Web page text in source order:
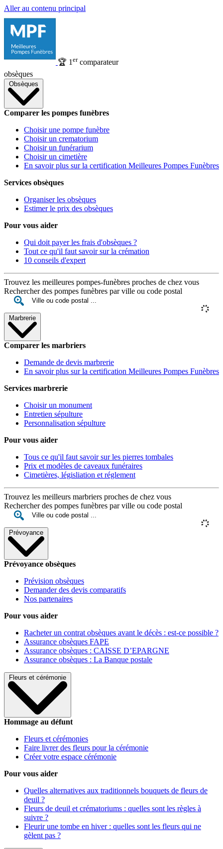
Aller au contenu principal
🏆 1 ercomparateur
obsèques
Obsèques
Comparer les pompes funèbres
Choisir une pompe funèbre
Choisir un crematorium
Choisir un funérarium
Choisir un cimetière
En savoir plus sur la certification Meilleures Pompes Funèbres
Services obsèques
Organiser les obsèques
Estimer le prix des obsèques
Pour vous aider
Qui doit payer les frais d'obsèques ?
Tout ce qu'il faut savoir sur la crémation
10 conseils d'expert
Trouvez les meilleures pompes-funèbres proches de chez vous
Rechercher des pompes funèbres par ville ou code postal
Marbrerie
Comparer les marbriers
Demande de devis marbrerie
En savoir plus sur la certification Meilleures Pompes Funèbres
Services marbrerie
Choisir un monument
Entretien sépulture
Personnalisation sépulture
Pour vous aider
Tous ce qu'il faut savoir sur les pierres tombales
Prix et modèles de caveaux funéraires
Cimetières, législiation et réglement
Trouvez les meilleurs marbriers proches de chez vous
Rechercher des pompes funèbres par ville ou code postal
Prévoyance
Prévoyance obsèques
Prévision obsèques
Demander des devis comparatifs
Nos partenaires
Pour vous aider
Racheter un contrat obsèques avant le décès : est-ce possible ?
Assurance obsèques FAPE
Assurance obsèques : CAISSE D’EPARGNE
Assurance obsèques : La Banque postale
Fleurs et cérémonie
Hommage au défunt
Fleurs et cérémonies
Faire livrer des fleurs pour la cérémonie
Créer votre espace cérémonie
Pour vous aider
Quelles alternatives aux traditionnels bouquets de fleurs de
deuil ?
Fleurs de deuil et crématoriums : quelles sont les règles à
suivre ?
Fleurir une tombe en hiver : quelles sont les fleurs qui ne
gèlent pas ?